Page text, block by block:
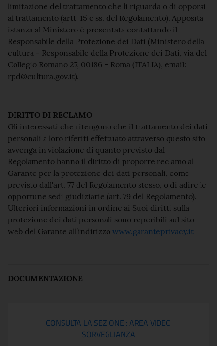
limitazione del trattamento che li riguarda o di opporsi
al trattamento (artt. 15 e ss. del Regolamento). Apposita
istanza al Ministero è presentata contattando il
Responsabile della Protezione dei Dati (Ministero della
cultura - Responsabile della Protezione dei Dati, via del
Collegio Romano 27, 00186 – Roma (ITALIA), email:
rpd@cultura.gov.it).
DIRITTO DI RECLAMO
Gli interessati che ritengono che il trattamento dei dati
personali a loro riferiti effettuato attraverso questo sito
avvenga in violazione di quanto previsto dal
Regolamento hanno il diritto di proporre reclamo al
Garante per la protezione dei dati personali, come
previsto dall'art. 77 del Regolamento stesso, o di adire le
opportune sedi giudiziarie (art. 79 del Regolamento).
Ulteriori informazioni in ordine ai Suoi diritti sulla
protezione dei dati personali sono reperibili sul sito
web del Garante all’indirizzo www.garanteprivacy.it
DOCUMENTAZIONE
CONSULTA LA SEZIONE : AREA VIDEO
SORVEGLIANZA